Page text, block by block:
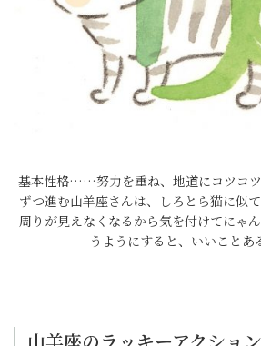
基本性格……努力を重ね、地道にコツコ
ずつ進む山羊座さんは、しろとら猫に似
周りが見えなくなるから気を付けてにゃ
うようにすると、いいことあ